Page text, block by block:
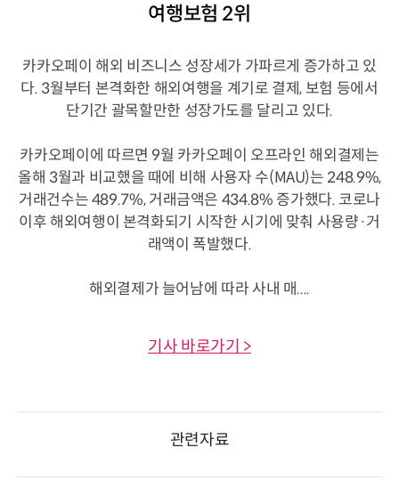
여행보험 2위
카카오페이 해외 비즈니스 성장세가 가파르게 증가하고 있
다. 3월부터 본격화한 해외여행을 계기로 결제, 보험 등에서
단기간 괄목할만한 성장가도를 달리고 있다.
카카오페이에 따르면 9월 카카오페이 오프라인 해외결제는
올해 3월과 비교했을 때에 비해 사용자 수(MAU)는 248.9%,
거래건수는 489.7%, 거래금액은 434.8% 증가했다. 코로나
이후 해외여행이 본격화되기 시작한 시기에 맞춰 사용량·거
래액이 폭발했다.
해외결제가 늘어남에 따라 사내 매....
기사 바로가기 >
관련자료